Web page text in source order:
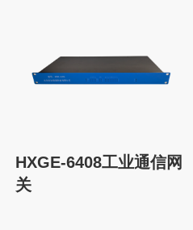
HXGE-6408工业通信网
关